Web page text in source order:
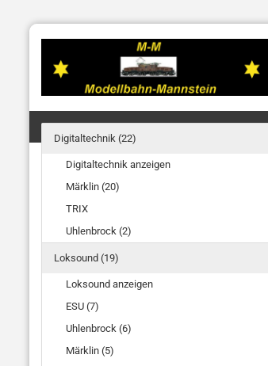
BELEUCHTUNG/SIGNALE/OBERLEITUNG (4)
Digitaltechnik (22)
Digitaltechnik anzeigen
Märklin (20)
TRIX
Uhlenbrock (2)
Loksound (19)
Loksound anzeigen
ESU (7)
Uhlenbrock (6)
Märklin (5)